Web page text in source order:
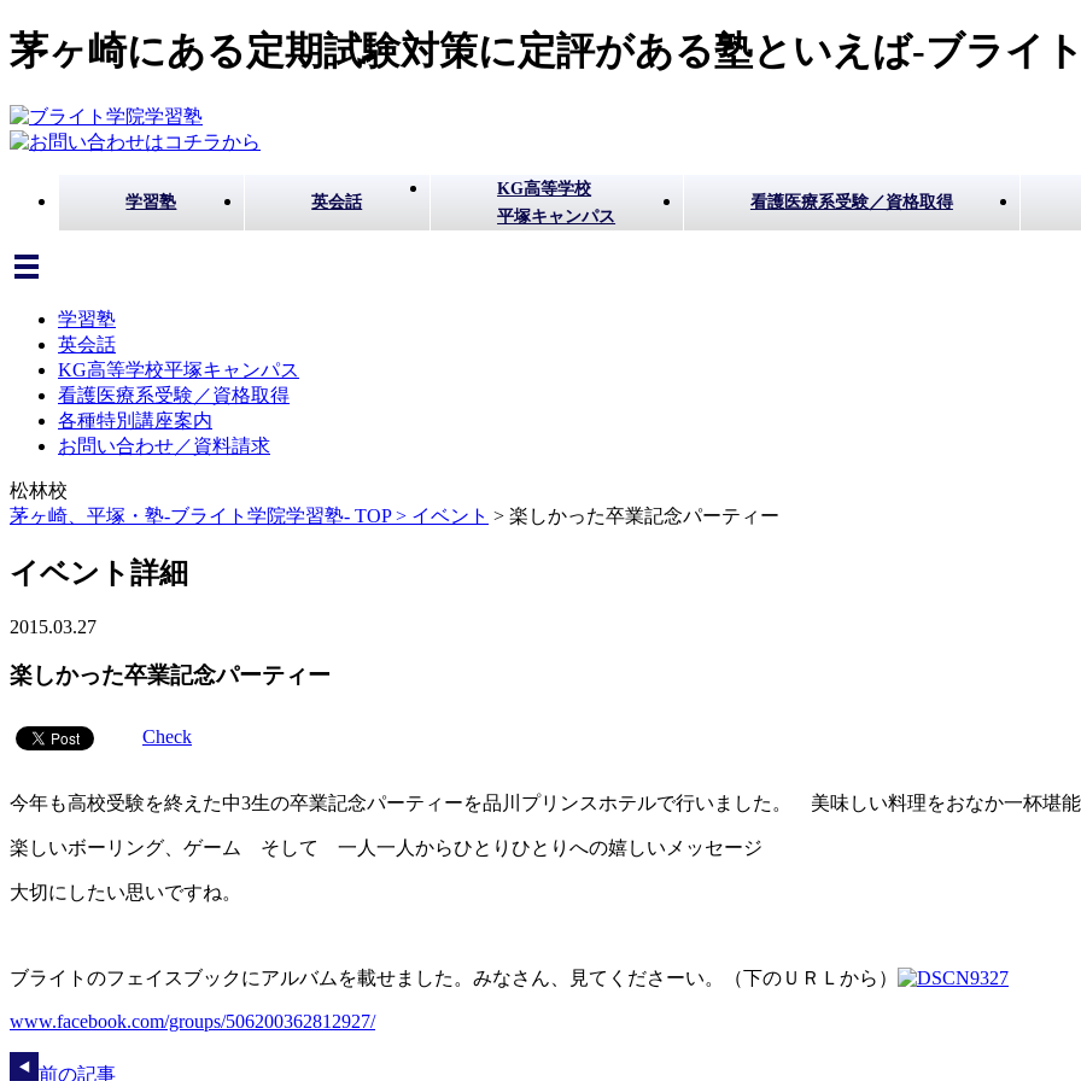
茅ヶ崎にある定期試験対策に定評がある塾といえば-ブライ
学習塾 英会話
KG高等学校
平塚キャンパス
看護医療系受験／資格取得
学習塾
英会話
KG高等学校平塚キャンパス
看護医療系受験／資格取得
各種特別講座案内
お問い合わせ／資料請求
松林校
茅ヶ崎、平塚・塾-ブライト学院学習塾- TOP > イベント > 楽しかった卒業記念パーティー
イベント詳細
2015.03.27
楽しかった卒業記念パーティー
Check
今年も高校受験を終えた中3生の卒業記念パーティーを品川プリンスホテルで行いました。 美味しい料理をおなか一杯堪能
楽しいボーリング、ゲーム そして 一人一人からひとりひとりへの嬉しいメッセージ
大切にしたい思いですね。
ブライトのフェイスブックにアルバムを載せました。みなさん、見てくださーい。（下のＵＲＬから）
www.facebook.com/groups/506200362812927/
前の記事